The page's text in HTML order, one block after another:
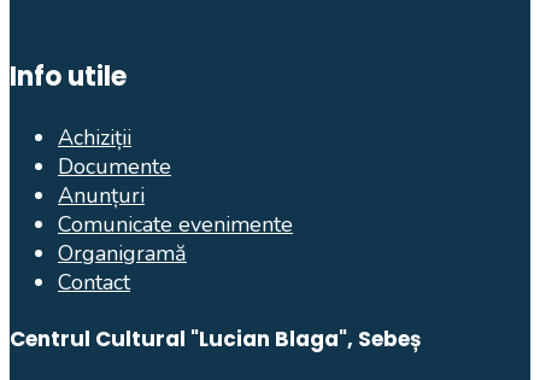
Info utile
Achiziții
Documente
Anunțuri
Comunicate evenimente
Organigramă
Contact
Centrul Cultural "Lucian Blaga", Sebeș